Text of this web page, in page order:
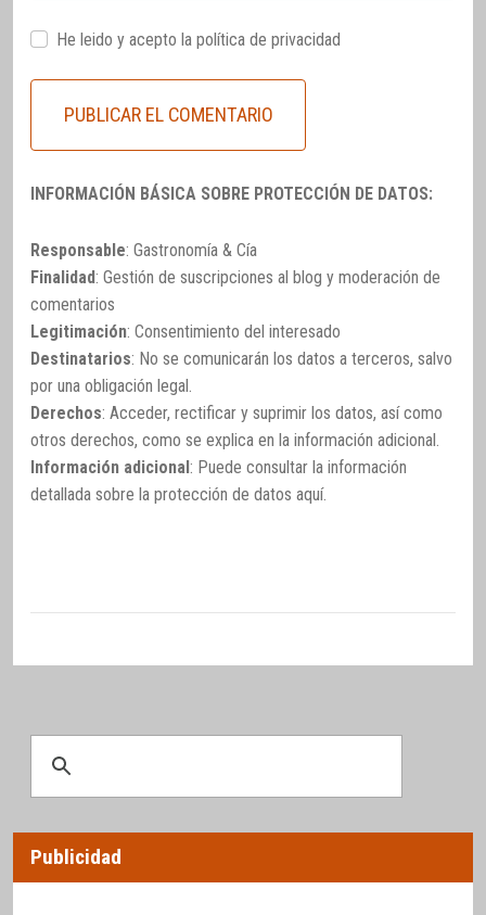
He leido y acepto la política de privacidad
INFORMACIÓN BÁSICA SOBRE PROTECCIÓN DE DATOS:
Responsable: Gastronomía & Cía
Finalidad: Gestión de suscripciones al blog y moderación de
comentarios
Legitimación: Consentimiento del interesado
Destinatarios: No se comunicarán los datos a terceros, salvo
por una obligación legal.
Derechos: Acceder, rectificar y suprimir los datos, así como
otros derechos, como se explica en la información adicional.
Información adicional : Puede consultar la información
detallada sobre la protección de datos aquí.
Publicidad